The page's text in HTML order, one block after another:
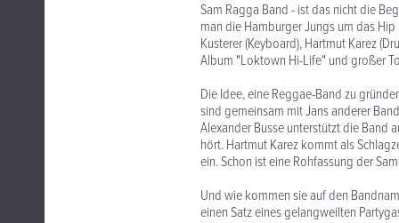
Sam Ragga Band - ist das nicht die
man die Hamburger Jungs um das Hip
Kusterer (Keyboard), Hartmut Karez
Album "Loktown Hi-Life" und großer
Die Idee, eine Reggae-Band zu
sind gemeinsam mit Jans anderer
Alexander Busse unterstützt die Band
hört. Hartmut Karez kommt als
ein. Schon ist eine Rohfassung der
Und wie kommen sie auf den
einen Satz eines gelangweilten